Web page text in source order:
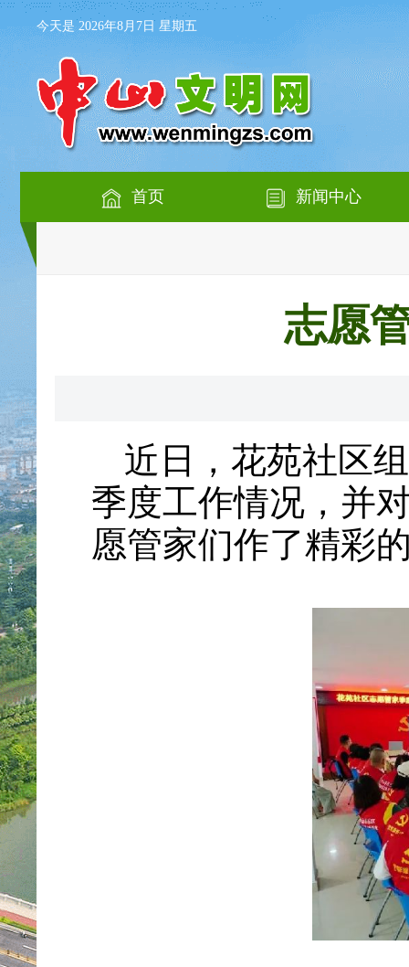
今天是 2026年8月7日 星期五
首页 新闻中心
志愿
近日，花苑社区
季度工作情况，并
愿管家们作了精彩